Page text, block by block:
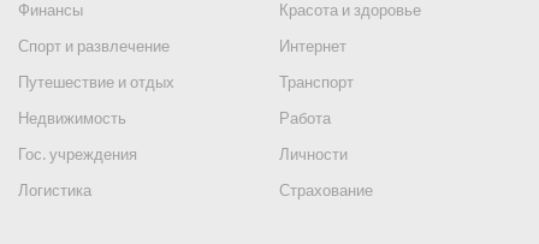
Финансы
Красота и здоровье
Спорт и развлечение
Интернет
Путешествие и отдых
Транспорт
Недвижимость
Работа
Гос. учреждения
Личности
Логистика
Страхование